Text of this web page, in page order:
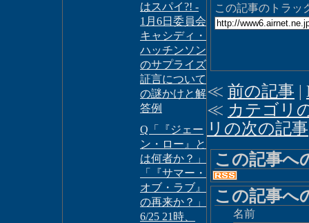
はスパイ?! -
1月6日委員会
キャシディ・
ハッチンソン
のサプライズ
証言について
の謎かけと解
答例
Q「『ジェー
ン・ロー』と
は何者か？」
「『サマー・
オブ・ラブ』
の再来か？」
6/25 21時、
この記事のトラッ
≪ 前の記事 |
≪ カテゴリ
リの次の記事
この記事へ
この記事へ
名前